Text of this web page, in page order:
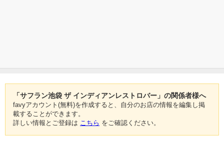
「サフラン池袋 ザ インディアンレストロバー」の関係者様へ
favyアカウント(無料)を作成すると、自分のお店の情報を編集し掲
載することができます。
詳しい情報とご登録は こちら をご確認ください。